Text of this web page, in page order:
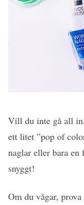
Vill du inte gå all
ett litet ”pop of
naglar eller bara en
snyggt!
Om du vågar,